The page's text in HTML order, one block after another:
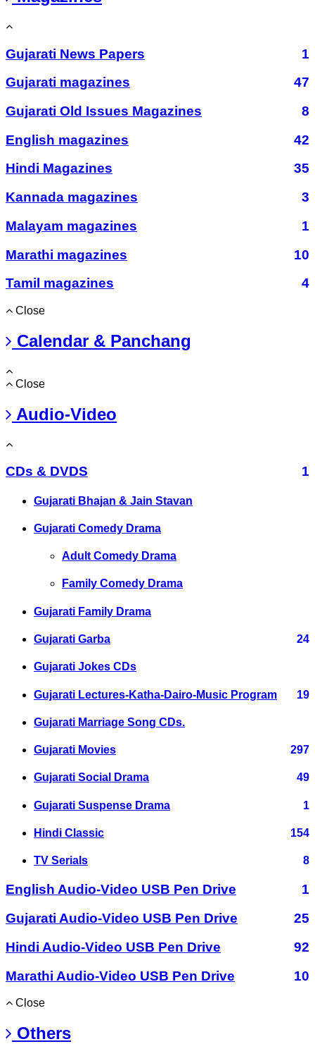
Gujarati News Papers
1
Gujarati magazines
47
Gujarati Old Issues Magazines
8
English magazines
42
Hindi Magazines
35
Kannada magazines
3
Malayam magazines
1
Marathi magazines
10
Tamil magazines
4
Close
Calendar & Panchang
Close
Audio-Video
CDs & DVDS 1
Gujarati Bhajan & Jain Stavan
Gujarati Comedy Drama
Adult Comedy Drama
Family Comedy Drama
Gujarati Family Drama
Gujarati Garba 24
Gujarati Jokes CDs
Gujarati Lectures-Katha-Dairo-Music Program 19
Gujarati Marriage Song CDs.
Gujarati Movies 297
Gujarati Social Drama 49
Gujarati Suspense Drama 1
Hindi Classic 154
TV Serials 8
English Audio-Video USB Pen Drive
1
Gujarati Audio-Video USB Pen Drive
25
Hindi Audio-Video USB Pen Drive
92
Marathi Audio-Video USB Pen Drive
10
Close
Others